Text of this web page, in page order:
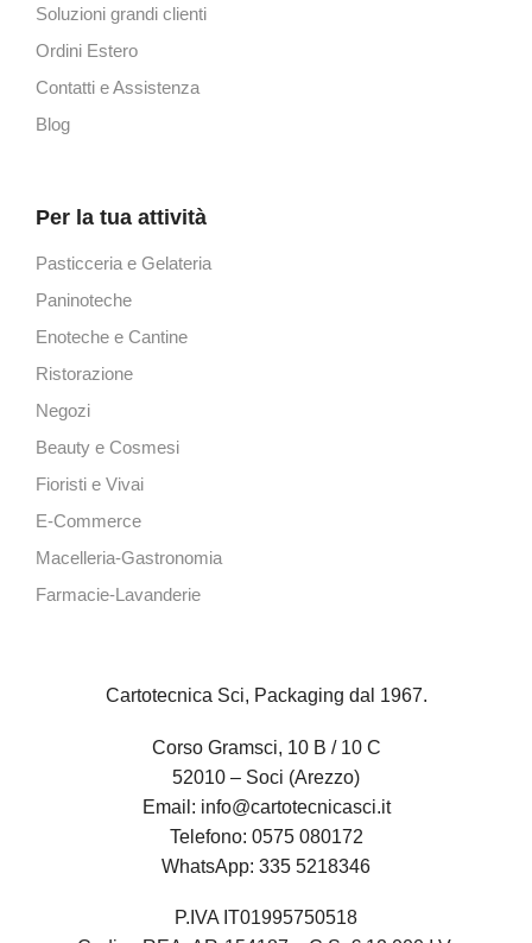
Soluzioni grandi clienti
Ordini Estero
Contatti e Assistenza
Blog
Per la tua attività
Pasticceria e Gelateria
Paninoteche
Enoteche e Cantine
Ristorazione
Negozi
Beauty e Cosmesi
Fioristi e Vivai
E-Commerce
Macelleria-Gastronomia
Farmacie-Lavanderie
Cartotecnica Sci, Packaging dal 1967.
Corso Gramsci, 10 B / 10 C
52010 – Soci (Arezzo)
Email: info@cartotecnicasci.it
Telefono: 0575 080172
WhatsApp: 335 5218346
P.IVA IT01995750518